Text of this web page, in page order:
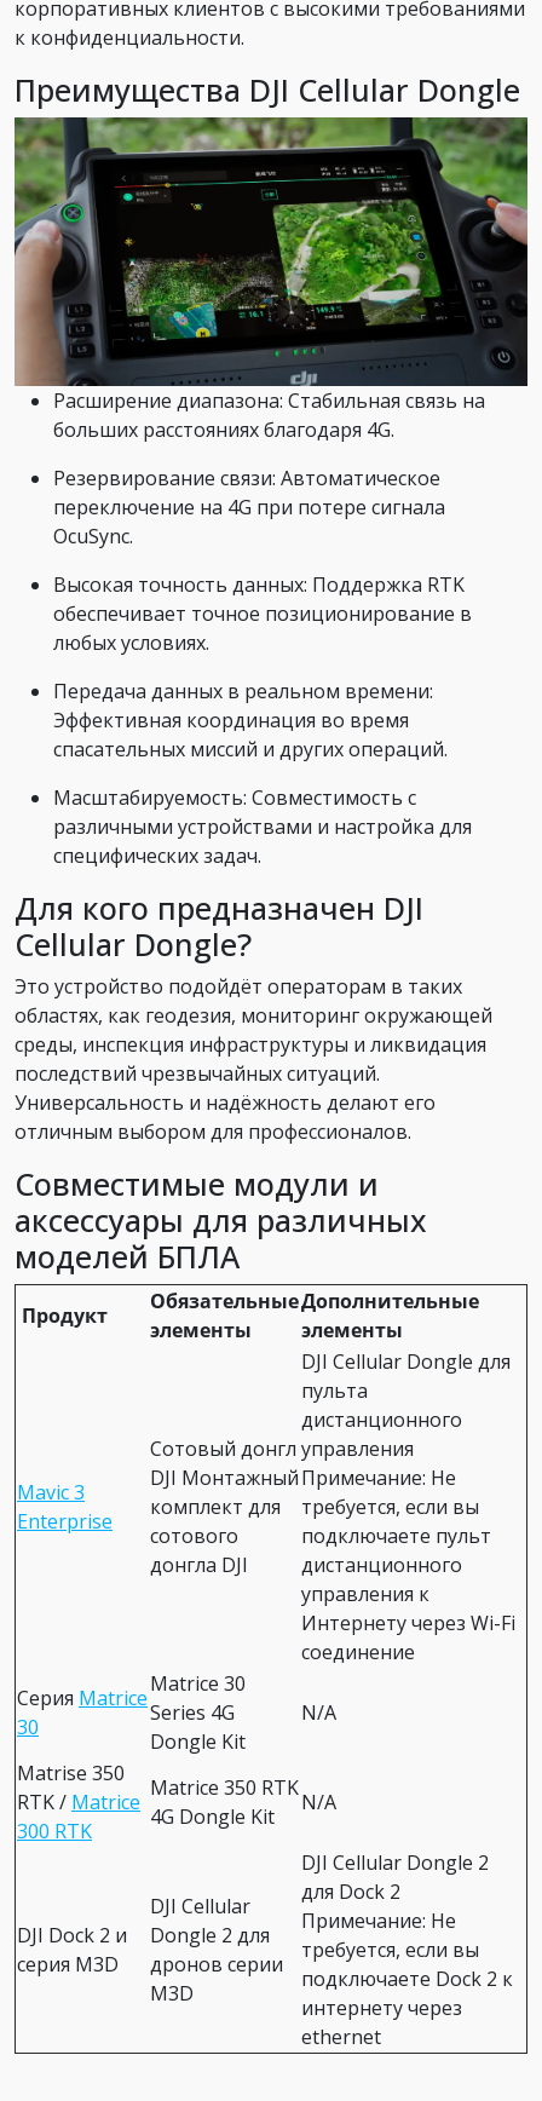
корпоративных клиентов с высокими требованиями
к конфиденциальности.
Преимущества DJI Cellular Dongle
Расширение диапазона: Стабильная связь на
больших расстояниях благодаря 4G.
Резервирование связи: Автоматическое
переключение на 4G при потере сигнала
OcuSync.
Высокая точность данных: Поддержка RTK
обеспечивает точное позиционирование в
любых условиях.
Передача данных в реальном времени:
Эффективная координация во время
спасательных миссий и других операций.
Масштабируемость: Совместимость с
различными устройствами и настройка для
специфических задач.
Для кого предназначен DJI
Cellular Dongle?
Это устройство подойдёт операторам в таких
областях, как геодезия, мониторинг окружающей
среды, инспекция инфраструктуры и ликвидация
последствий чрезвычайных ситуаций.
Универсальность и надёжность делают его
отличным выбором для профессионалов.
Совместимые модули и
аксессуары для различных
моделей БПЛА
Продукт
Обязательные
элементы
Дополнительные
элементы
Mavic 3
Enterprise
Сотовый донгл
DJI Монтажный
комплект для
сотового
донгла DJI
DJI Cellular Dongle для
пульта
дистанционного
управления
Примечание: Не
требуется, если вы
подключаете пульт
дистанционного
управления к
Интернету через Wi-Fi
соединение
Серия Matrice
30
Matrice 30
Series 4G
Dongle Kit
N/A
Matrise 350
RTK / Matrice
300 RTK
Matrice 350 RTK
4G Dongle Kit
N/A
DJI Dock 2 и
серия M3D
DJI Cellular
Dongle 2 для
дронов серии
M3D
DJI Cellular Dongle 2
для Dock 2
Примечание: Не
требуется, если вы
подключаете Dock 2 к
интернету через
ethernet